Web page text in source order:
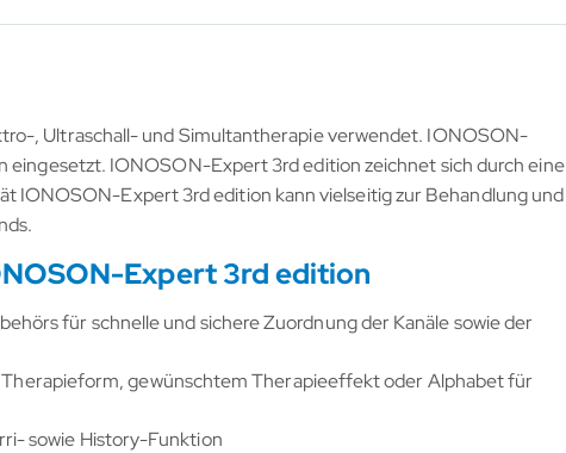
, Ultraschall- und Simultantherapie verwendet. IONOSON-
eingesetzt. IONOSON-Expert 3rd edition zeichnet sich durch eine
IONOSON-Expert 3rd edition kann vielseitig zur Behandlung und
Expert 3rd edition
für schnelle und sichere Zuordnung der Kanäle sowie der
gewünschtem Therapieeffekt oder Alphabet für
sowie History-Funktion